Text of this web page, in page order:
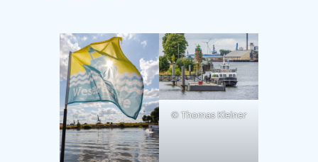
© Thomas Kleiner